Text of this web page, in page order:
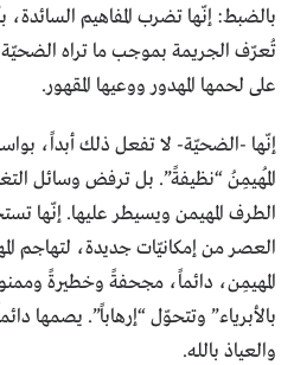
بالضبط: إنّها تضرب المفاهيم السائدة،
تُعرّف الجريمة بموجب ما تراه
على لحمها المهدور ووعيها المقهور.
إنّها -الضحيّة- لا تفعل ذلك أبداً،
المُهيمِنُ “نظيفةً”. بل ترفض وسائل
الطرف المهيمن ويسيطر عليها. إنّها
العصر من إمكانيّات جديدة، لتهاجم
المهيمِن، دائماً، مجحفةً وخطيرةً
بالأبرياء” وتتحوّل “إرهاباً”. يصمها
والعياذ بالله.